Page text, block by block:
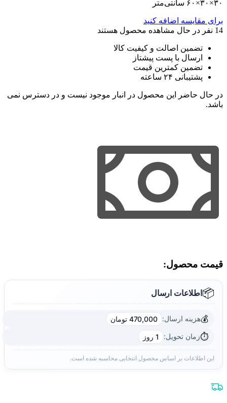
۳۰×۳۰×۶۰ سانتی‌متر
برای مقایسه اضافه کنید
14 نفر در حال مشاهده محصول هستند
تضمین اصالت و کیفیت کالا
ارسال با پست پیشتاز
تضمین کمترین قیمت
پشتیبانی ۲۴ ساعته
در حال حاضر این محصول در انبار موجود نیست و در دسترس نمی
باشد.
قیمت محصول:​
📦اطلاعات ارسال
💰هزینه ارسال: 470,000 تومان
⏱️زمان تحویل: 1 روز
این اطلاعات بر اساس محصول انتخابی محاسبه شده است.